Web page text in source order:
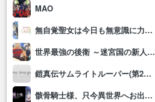
MAO
無自覚聖女は今日も無意識に力を垂れ流す
世界最強の後衛 ～迷宮国の新人探索者～
鎧真伝サムライトルーパー(第2クール)
骸骨騎士様、只今異世界へお出掛け中Ⅱ